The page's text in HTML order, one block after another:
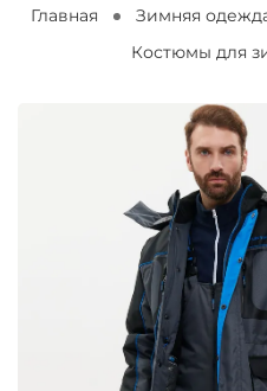
Главная
Зимняя
Костюмы для